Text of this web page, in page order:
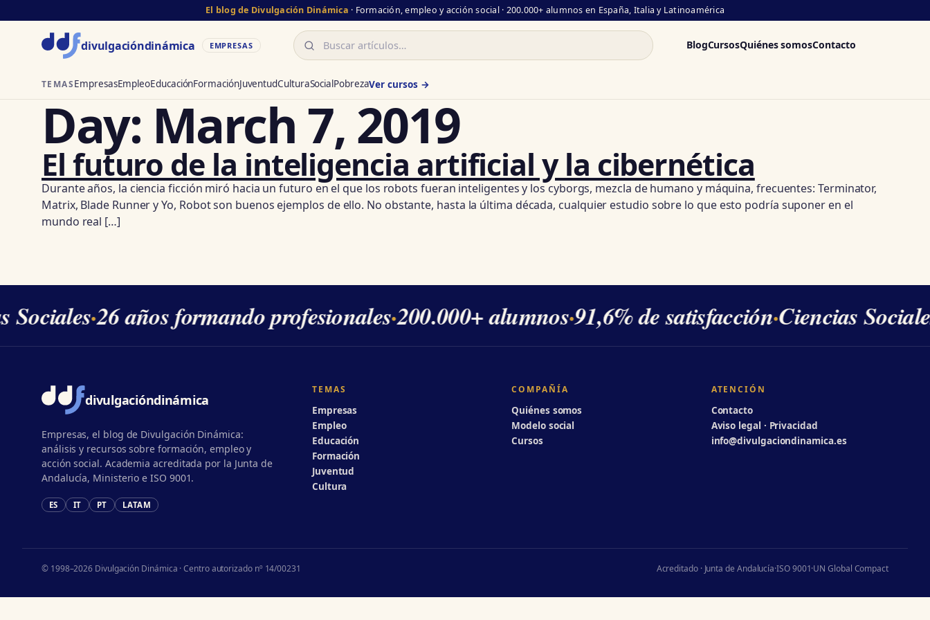
El blog de Divulgación Dinámica · Formación, empleo y acción social · 200.000+ alumnos en España, Italia y Latinoamérica
divulgacióndinámica EMPRESAS Buscar BlogCursosQuiénes somosContacto
TEMASEmpresasEmpleoEducaciónFormaciónJuventudCulturaSocialPobrezaVer cursos →
Day: March 7, 2019
El futuro de la inteligencia artificial y la cibernética
Durante años, la ciencia ficción miró hacia un futuro en el que los robots fueran inteligentes y los cyborgs, mezcla de humano y máquina, frecuentes: Terminator,
Matrix, Blade Runner y Yo, Robot son buenos ejemplos de ello. No obstante, hasta la última década, cualquier estudio sobre lo que esto podría suponer en el
mundo real […]
Sociales·26 años formando profesionales·200.000+ alumnos·91,6% de satisfacción·Ciencias
divulgacióndinámica
Empresas, el blog de Divulgación Dinámica:
análisis y recursos sobre formación, empleo y
acción social. Academia acreditada por la Junta de
Andalucía, Ministerio e ISO 9001.
ES IT PT LATAM
TEMAS
Empresas
Empleo
Educación
Formación
Juventud
Cultura
COMPAÑÍA
Quiénes somos
Modelo social
Cursos
ATENCIÓN
Contacto
Aviso legal · Privacidad
info@divulgaciondinamica.es
© 1998–2026 Divulgación Dinámica · Centro autorizado nº 14/00231 Acreditado · Junta de Andalucía·ISO 9001·UN Global Compact